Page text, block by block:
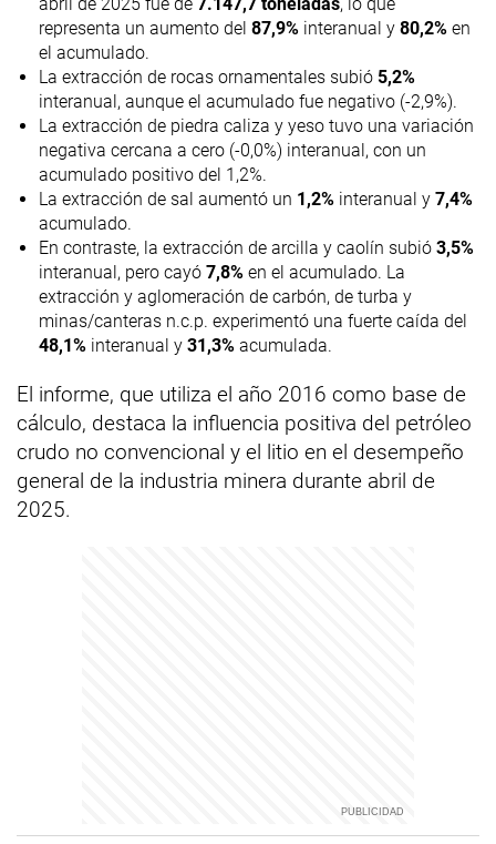
representa un aumento del 87,9% interanual y 80,2% en
el acumulado.
La extracción de rocas ornamentales subió 5,2%
interanual, aunque el acumulado fue negativo (-2,9%).
La extracción de piedra caliza y yeso tuvo una variación
negativa cercana a cero (-0,0%) interanual, con un
acumulado positivo del 1,2%.
La extracción de sal aumentó un 1,2% interanual y 7,4%
acumulado.
En contraste, la extracción de arcilla y caolín subió 3,5%
interanual, pero cayó 7,8% en el acumulado. La
extracción y aglomeración de carbón, de turba y
minas/canteras n.c.p. experimentó una fuerte caída del
48,1% interanual y 31,3% acumulada.
El informe, que utiliza el año 2016 como base de
cálculo, destaca la influencia positiva del petróleo
crudo no convencional y el litio en el desempeño
general de la industria minera durante abril de
2025.